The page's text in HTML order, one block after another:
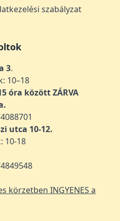
szabályzat
3.
10–18
óra között ZÁRVA
utca 10-12.
10-18
körzetben INGYENES a